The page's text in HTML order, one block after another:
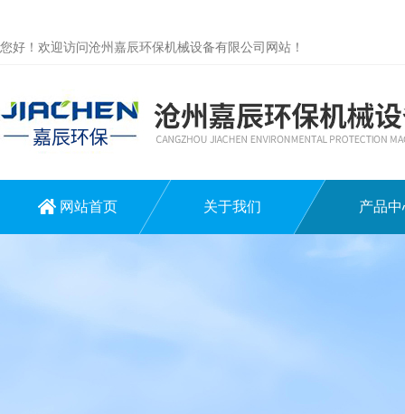
您好！欢迎访问沧州嘉辰环保机械设备有限公司网站！
网站首页 关于我们 产品中